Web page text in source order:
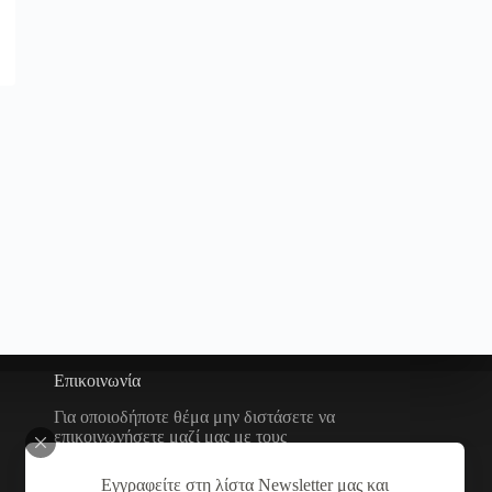
Εγγραφείτε στη λίστα Newsletter μας και
Επικοινωνία
Για οποιοδήποτε θέμα μην διστάσετε να
επικοινωνήσετε μαζί μας με τους
παρακάτω τρόπους